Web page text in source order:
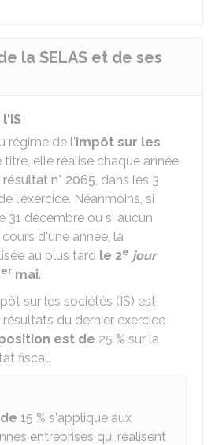
la SELAS et de ses
régime de l'impôt sur les
titre, elle réalise chaque année
n° 2065, dans les 3
l'exercice. Néanmoins, si
31 décembre ou si aucun
d'une année, la
au plus tard le 2e jour
er mai.
sur les sociétés (IS) est
du dernier exercice
est de 25 % sur la
fiscal.
15 % s'applique aux
entreprises qui réalisent